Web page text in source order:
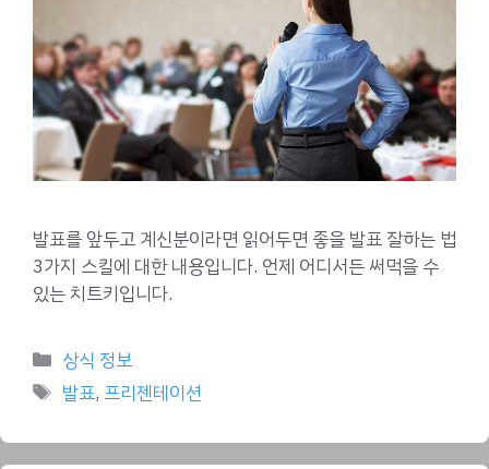
발표를 앞두고 계신분이라면 읽어두면 좋을 발표 잘하는 법
3가지 스킬에 대한 내용입니다. 언제 어디서든 써먹을 수
있는 치트키입니다.
Categories
상식 정보
Tags
발표, 프리젠테이션